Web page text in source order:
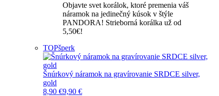
Objavte svet korálok, ktoré premenia váš
náramok na jedinečný kúsok v štýle
PANDORA! Strieborná korálka už od
5,50€!
TOPšperk
Šnúrkový náramok na gravírovanie SRDCE silver,
gold
8,90 €9,90 €